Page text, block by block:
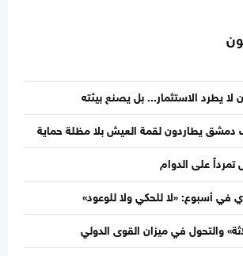
لا يطرد الاستثمار... بل يصنع بيئته
يطاردون لقمة العيش بلا مظلة حماية
تمرداً على الدوام
في أسبوع: «لا للحكي ولا للوعود»
والتحول في ميزان القوى الدولي